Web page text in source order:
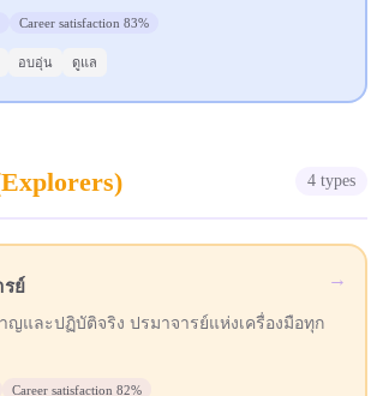
Career satisfaction 83%
อบอุ่น ดูแล
Explorers) 4 types
รย์
ญและปฏิบัติจริง ปรมาจารย์แห่งเครื่องมือทุก
Career satisfaction 82%
→